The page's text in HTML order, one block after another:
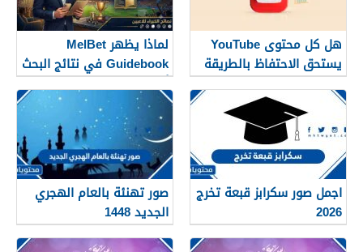
هل كل محتوى YouTube
يستحق الاحتفاظ بالطريقة
نفسها؟
لماذا يظهر MelBet
Guidebook في نتائج البحث
أكثر من صفحات كثيرة؟
اجمل صور سكرابز قبعة تخرج
2026
صور تهنئة بالعام الهجري
الجديد 1448